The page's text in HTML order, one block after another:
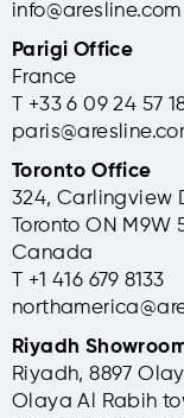
info@aresline.com
Parigi Office
France
T +33 6 09 24 57
Toronto Office
324, Carlingview
Toronto ON M9W
Canada
T +1 416 679 8133
Riyadh
Riyadh, 8897
Olaya Al Rabih